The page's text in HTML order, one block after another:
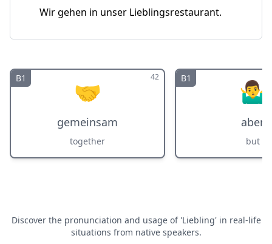
Wir gehen in unser Lieblingsrestaurant.
B1 42
🤝
gemeinsam
together
B1 🤷‍♂️
aber
but
Discover the pronunciation and usage of 'Liebling' in real-life
situations from native speakers.